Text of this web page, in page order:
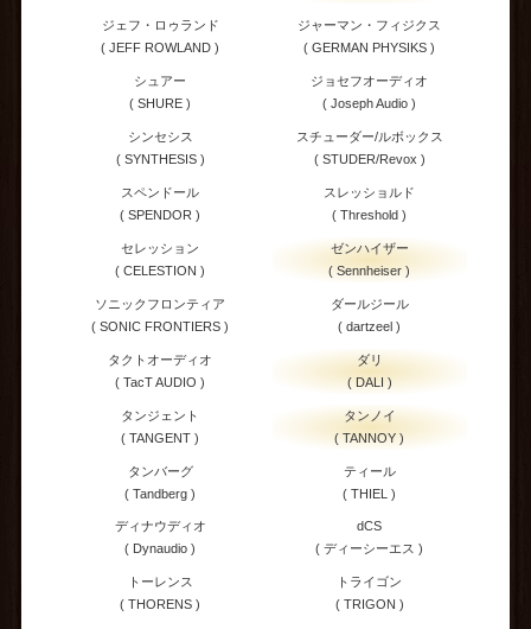
ジェフ・ロゥランド
( JEFF ROWLAND )
ジャーマン・フィジクス
( GERMAN PHYSIKS )
シュアー
( SHURE )
ジョセフオーディオ
( Joseph Audio )
シンセシス
( SYNTHESIS )
スチューダー/ルボックス
( STUDER/Revox )
スペンドール
( SPENDOR )
スレッショルド
( Threshold )
セレッション
( CELESTION )
ゼンハイザー
( Sennheiser )
ソニックフロンティア
( SONIC FRONTIERS )
ダールジール
( dartzeel )
タクトオーディオ
( TacT AUDIO )
ダリ
( DALI )
タンジェント
( TANGENT )
タンノイ
( TANNOY )
タンバーグ
( Tandberg )
ティール
( THIEL )
ディナウディオ
( Dynaudio )
dCS
( ディーシーエス )
トーレンス
( THORENS )
トライゴン
( TRIGON )